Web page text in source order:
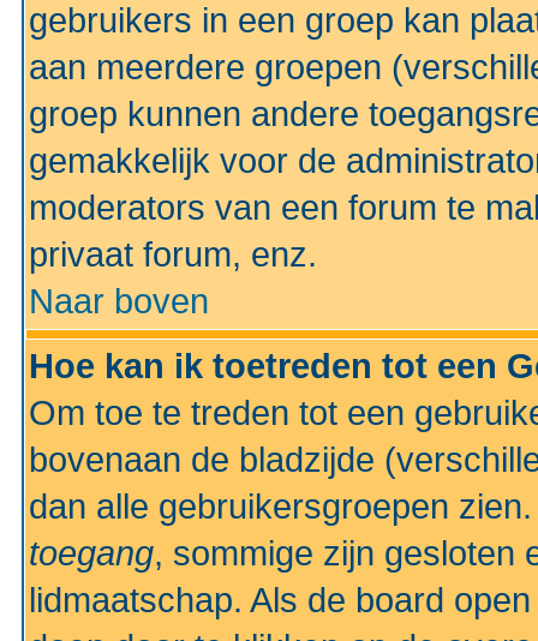
gebruikers in een groep kan
aan meerdere groepen
groep kunnen andere
gemakkelijk voor de
moderators van een forum te
privaat forum, enz.
Naar boven
Hoe kan ik toetreden tot een
Om toe te treden tot een
bovenaan de bladzijde
dan alle gebruikersgroepen
toegang, sommige zijn gesloten
lidmaatschap. Als de board